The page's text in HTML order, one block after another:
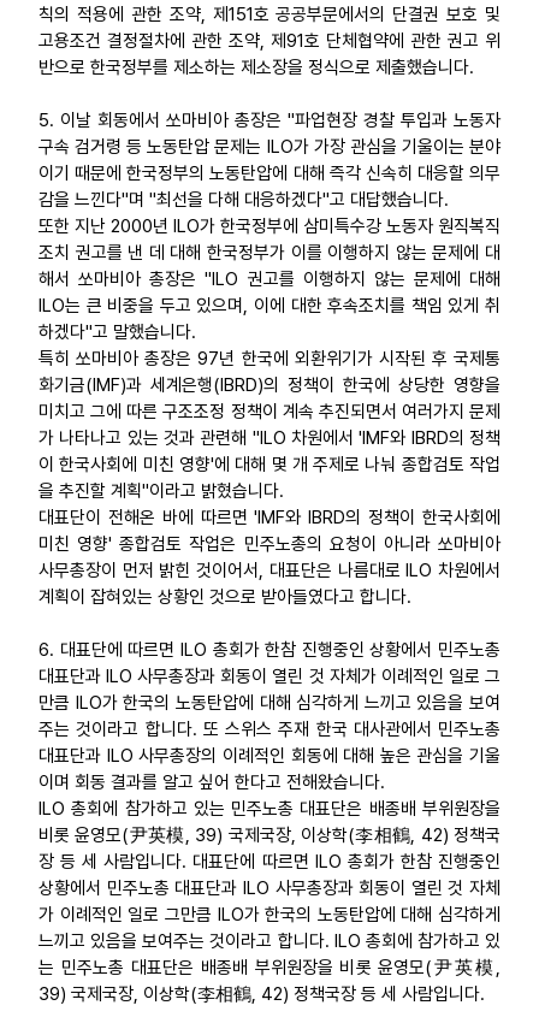
칙의 적용에 관한 조약, 제151호 공공부문에서의 단결권 보호 및
고용조건 결정절차에 관한 조약, 제91호 단체협약에 관한 권고 위
반으로 한국정부를 제소하는 제소장을 정식으로 제출했습니다.
5. 이날 회동에서 쏘마비아 총장은 "파업현장 경찰 투입과 노동자
구속 검거령 등 노동탄압 문제는 ILO가 가장 관심을 기울이는 분야
이기 때문에 한국정부의 노동탄압에 대해 즉각 신속히 대응할 의무
감을 느낀다"며 "최선을 다해 대응하겠다"고 대답했습니다.
또한 지난 2000년 ILO가 한국정부에 삼미특수강 노동자 원직복직
조치 권고를 낸 데 대해 한국정부가 이를 이행하지 않는 문제에 대
해서 쏘마비아 총장은 "ILO 권고를 이행하지 않는 문제에 대해
ILO는 큰 비중을 두고 있으며, 이에 대한 후속조치를 책임 있게 취
하겠다"고 말했습니다.
특히 쏘마비아 총장은 97년 한국에 외환위기가 시작된 후 국제통
화기금(IMF)과 세계은행(IBRD)의 정책이 한국에 상당한 영향을
미치고 그에 따른 구조조정 정책이 계속 추진되면서 여러가지 문제
가 나타나고 있는 것과 관련해 "ILO 차원에서 'IMF와 IBRD의 정책
이 한국사회에 미친 영향'에 대해 몇 개 주제로 나눠 종합검토 작업
을 추진할 계획"이라고 밝혔습니다.
대표단이 전해온 바에 따르면 'IMF와 IBRD의 정책이 한국사회에
미친 영향' 종합검토 작업은 민주노총의 요청이 아니라 쏘마비아
사무총장이 먼저 밝힌 것이어서, 대표단은 나름대로 ILO 차원에서
계획이 잡혀있는 상황인 것으로 받아들였다고 합니다.
6. 대표단에 따르면 ILO 총회가 한참 진행중인 상황에서 민주노총
대표단과 ILO 사무총장과 회동이 열린 것 자체가 이례적인 일로 그
만큼 ILO가 한국의 노동탄압에 대해 심각하게 느끼고 있음을 보여
주는 것이라고 합니다. 또 스위스 주재 한국 대사관에서 민주노총
대표단과 ILO 사무총장의 이례적인 회동에 대해 높은 관심을 기울
이며 회동 결과를 알고 싶어 한다고 전해왔습니다.
ILO 총회에 참가하고 있는 민주노총 대표단은 배종배 부위원장을
비롯 윤영모(尹英模, 39) 국제국장, 이상학(李相鶴, 42) 정책국
장 등 세 사람입니다. 대표단에 따르면 ILO 총회가 한참 진행중인
상황에서 민주노총 대표단과 ILO 사무총장과 회동이 열린 것 자체
가 이례적인 일로 그만큼 ILO가 한국의 노동탄압에 대해 심각하게
느끼고 있음을 보여주는 것이라고 합니다. ILO 총회에 참가하고 있
는 민주노총 대표단은 배종배 부위원장을 비롯 윤영모(尹英模,
39) 국제국장, 이상학(李相鶴, 42) 정책국장 등 세 사람입니다.